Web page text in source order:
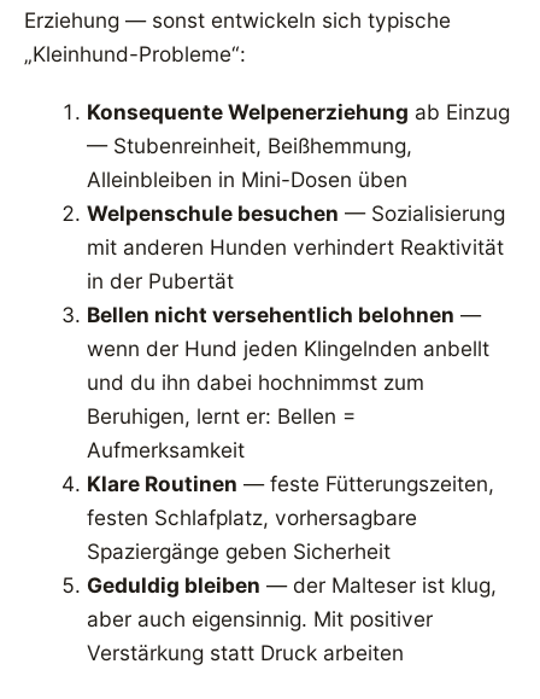
Erziehung — sonst entwickeln sich typische
„Kleinhund-Probleme“:
Konsequente Welpenerziehung ab Einzug
— Stubenreinheit, Beißhemmung,
Alleinbleiben in Mini-Dosen üben
Welpenschule besuchen — Sozialisierung
mit anderen Hunden verhindert Reaktivität
in der Pubertät
Bellen nicht versehentlich belohnen —
wenn der Hund jeden Klingelnden anbellt
und du ihn dabei hochnimmst zum
Beruhigen, lernt er: Bellen =
Aufmerksamkeit
Klare Routinen — feste Fütterungszeiten,
festen Schlafplatz, vorhersagbare
Spaziergänge geben Sicherheit
Geduldig bleiben — der Malteser ist klug,
aber auch eigensinnig. Mit positiver
Verstärkung statt Druck arbeiten